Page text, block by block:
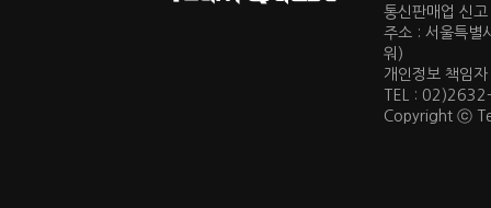
통신판매업 신
주소 : 서울특
워)
개인정보 책
TEL :
Copyright ⓒ